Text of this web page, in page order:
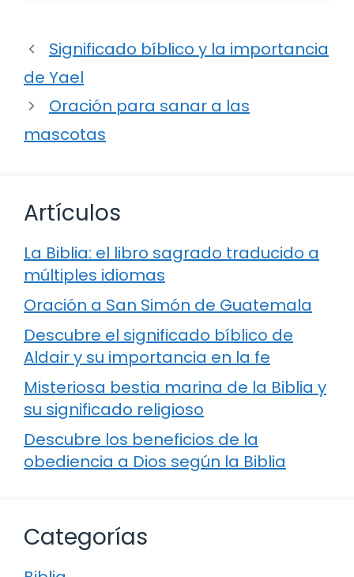
Significado bíblico y la importancia
de Yael
Oración para sanar a las
mascotas
Artículos
La Biblia: el libro sagrado traducido a
múltiples idiomas
Oración a San Simón de Guatemala
Descubre el significado bíblico de
Aldair y su importancia en la fe
Misteriosa bestia marina de la Biblia y
su significado religioso
Descubre los beneficios de la
obediencia a Dios según la Biblia
Categorías